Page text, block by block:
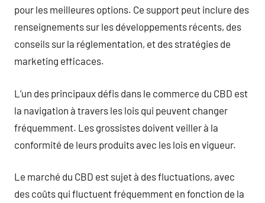
pour les meilleures options. Ce support peut inclure des
renseignements sur les développements récents, des
conseils sur la réglementation, et des stratégies de
marketing efficaces.
L’un des principaux défis dans le commerce du CBD est
la navigation à travers les lois qui peuvent changer
fréquemment. Les grossistes doivent veiller à la
conformité de leurs produits avec les lois en vigueur.
Le marché du CBD est sujet à des fluctuations, avec
des coûts qui fluctuent fréquemment en fonction de la